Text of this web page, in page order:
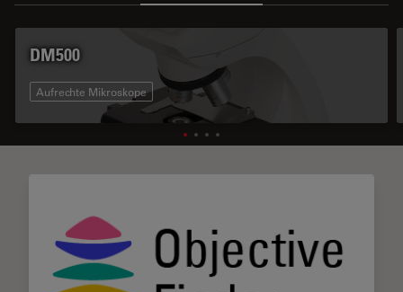
DM500
Aufrechte Mikroskope